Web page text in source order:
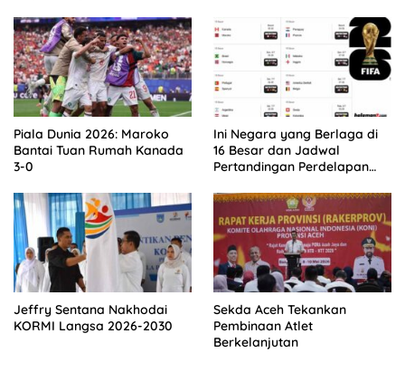
Piala Dunia 2026: Maroko
Bantai Tuan Rumah Kanada
3-0
Ini Negara yang Berlaga di
16 Besar dan Jadwal
Pertandingan Perdelapan
Jeffry Sentana Nakhodai
KORMI Langsa 2026-2030
Sekda Aceh Tekankan
Pembinaan Atlet
Berkelanjutan